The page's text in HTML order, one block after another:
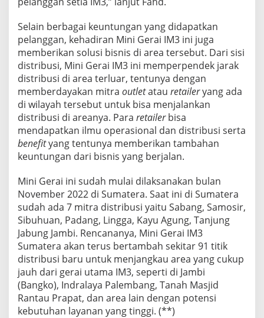
Selain berbagai keuntungan yang didapatkan
pelanggan, kehadiran Mini Gerai IM3 ini juga
memberikan solusi bisnis di area tersebut. Dari sisi
distribusi, Mini Gerai IM3 ini memperpendek jarak
distribusi di area terluar, tentunya dengan
memberdayakan mitra outletatau retaileryang ada
di wilayah tersebut untuk bisa menjalankan
distribusi di areanya. Para retailerbisa
mendapatkan ilmu operasional dan distribusi serta
benefityang tentunya memberikan tambahan
keuntungan dari bisnis yang berjalan.
Mini Gerai ini sudah mulai dilaksanakan bulan
November 2022 di Sumatera. Saat ini di Sumatera
sudah ada 7 mitra distribusi yaitu Sabang, Samosir,
Sibuhuan, Padang, Lingga, Kayu Agung, Tanjung
Jabung Jambi. Rencananya, Mini Gerai IM3
Sumatera akan terus bertambah sekitar 91 titik
distribusi baru untuk menjangkau area yang cukup
jauh dari gerai utama IM3, seperti di Jambi
(Bangko), Indralaya Palembang, Tanah Masjid
Rantau Prapat, dan area lain dengan potensi
kebutuhan layanan yang tinggi. (**)